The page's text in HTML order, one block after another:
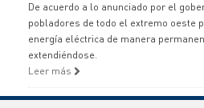
De acuerdo a lo anunciado por el
pobladores de todo el extremo oeste
energía eléctrica de manera
extendiéndose.
Leer más